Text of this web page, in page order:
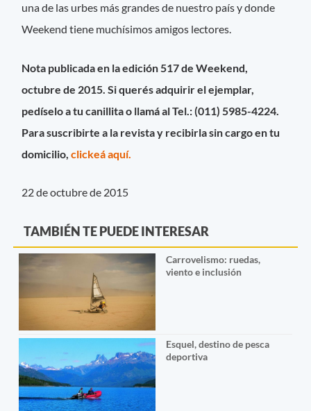
una de las urbes más grandes de nuestro país y donde
Weekend tiene muchísimos amigos lectores.
Nota publicada en la edición 517 de Weekend,
octubre de 2015. Si querés adquirir el ejemplar,
pedíselo a tu canillita o llamá al Tel.: (011) 5985-4224.
Para suscribirte a la revista y recibirla sin cargo en tu
domicilio,clickeá aquí.
22 de octubre de 2015
TAMBIÉN TE PUEDE INTERESAR
Carrovelismo: ruedas,
viento e inclusión
Esquel, destino de pesca
deportiva